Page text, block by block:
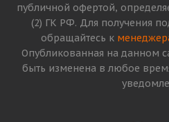
публичной офертой,
(2) ГК РФ. Для получения
обращайтесь к
Опубликованная на данном
быть изменена в любое